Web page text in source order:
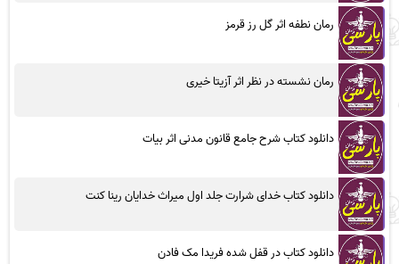
رمان نطفه اثر گل رز قرمز
رمان نشسته در نظر اثر آزیتا خیری
دانلود کتاب شرح جامع قانون مدنی اثر بیات
دانلود کتاب خدای شرارت جلد اول میراث خدایان رینا کنت
دانلود کتاب در قفل شده فریدا مک فادن